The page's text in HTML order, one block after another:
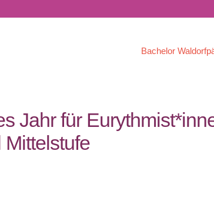
Bachelor
Jahr für